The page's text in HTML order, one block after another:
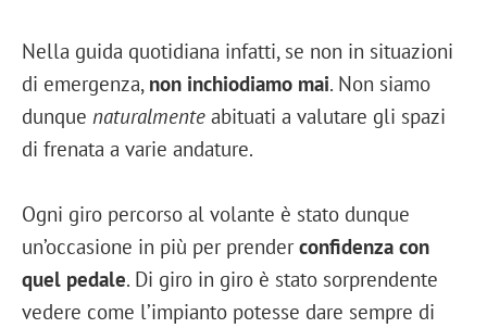
Nella guida quotidiana infatti, se non in situazioni
di emergenza, non inchiodiamo mai. Non siamo
dunque naturalmente abituati a valutare gli spazi
di frenata a varie andature.
Ogni giro percorso al volante è stato dunque
un’occasione in più per prenderconfidenza con
quel pedale. Di giro in giro è stato sorprendente
vedere come l’impianto potesse dare sempre di